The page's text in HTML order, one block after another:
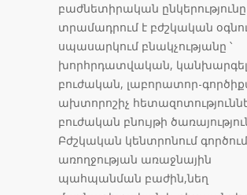
բաժնետիրական ընկերությունը
տրամադրում է բժշկական
սպասարկում բնակչությանը ՝
խորհրդատվական,
բուժական, լաբորատոր-
ախտորոշիչ
բուժական բնույթի
Բժշկական կենտրոնում գործում
առողջության առաջնային
պահպանման բաժին,նեղ